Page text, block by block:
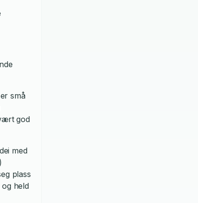
små
god
med
plass
held